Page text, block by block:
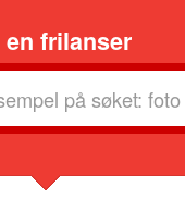
en frilanser